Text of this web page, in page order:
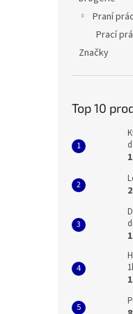
Praní
Prací
Značky
Top 10